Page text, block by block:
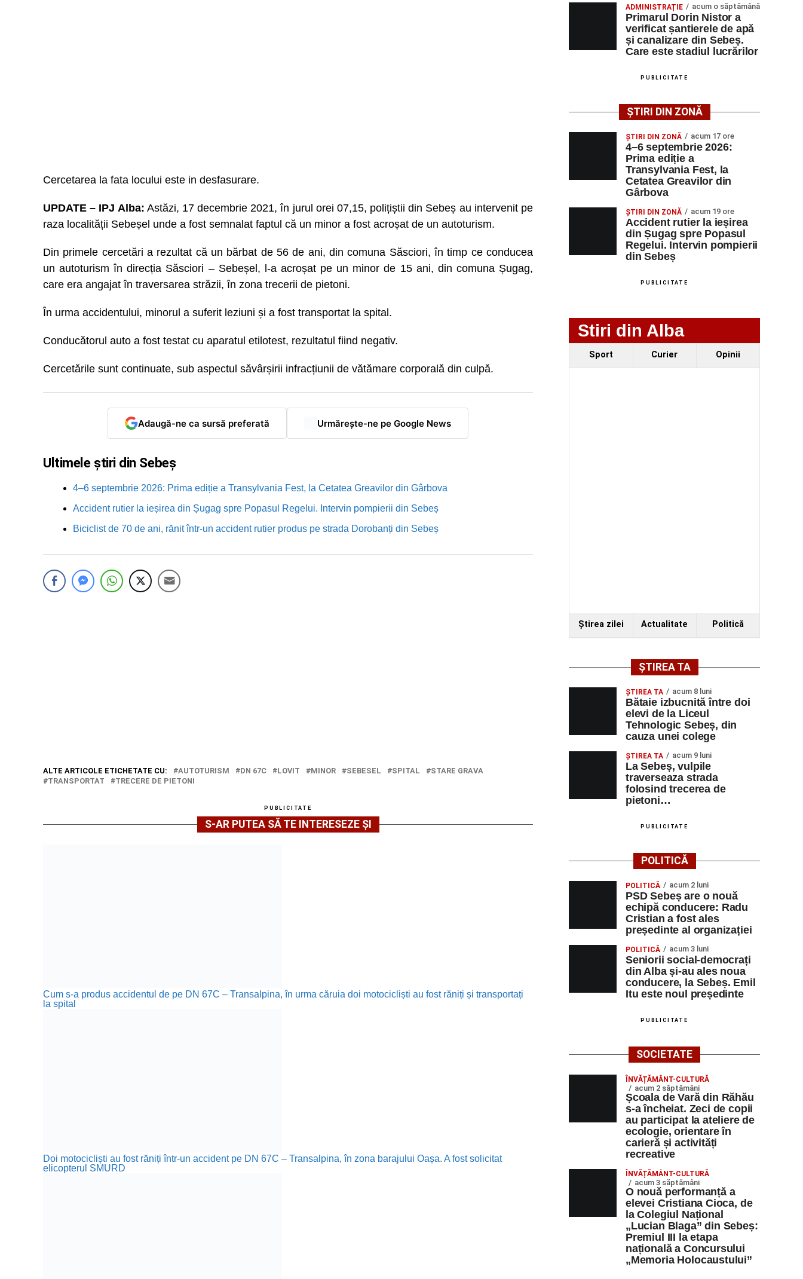
Cercetarea la fata locului este in desfasurare.
UPDATE – IPJ Alba: Astăzi, 17 decembrie 2021, în jurul orei 07,15, polițiștii din Sebeș au intervenit pe
raza localității Sebeșel unde a fost semnalat faptul că un minor a fost acroșat de un autoturism.
Din primele cercetări a rezultat că un bărbat de 56 de ani, din comuna Săsciori, în timp ce conducea
un autoturism în direcția Săsciori – Sebeșel, l-a acroșat pe un minor de 15 ani, din comuna Șugag,
care era angajat în traversarea străzii, în zona trecerii de pietoni.
În urma accidentului, minorul a suferit leziuni și a fost transportat la spital.
Conducătorul auto a fost testat cu aparatul etilotest, rezultatul fiind negativ.
Cercetările sunt continuate, sub aspectul săvârșirii infracțiunii de vătămare corporală din culpă.
Adaugă-ne ca sursă preferată Urmărește-ne pe Google News
Ultimele știri din Sebeș
4–6 septembrie 2026: Prima ediție a Transylvania Fest, la Cetatea Greavilor din Gârbova
Accident rutier la ieșirea din Șugag spre Popasul Regelui. Intervin pompierii din Sebeș
Biciclist de 70 de ani, rănit într-un accident rutier produs pe strada Dorobanți din Sebeș
ALTE ARTICOLE ETICHETATE CU: AUTOTURISM DN 67C LOVIT MINOR SEBESEL SPITAL
STARE GRAVA
TRANSPORTAT
TRECERE DE PIETONI
PUBLICITATE
S-AR PUTEA SĂ TE INTERESEZE ȘI
Cum s-a produs accidentul de pe DN 67C – Transalpina, în urma căruia doi motocicliști au fost răniți și transportați
la spital
Doi motocicliști au fost răniți într-un accident pe DN 67C – Transalpina, în zona barajului Oașa. A fost solicitat
elicopterul SMURD
ADMINISTRAȚIE acum o săptămână
Primarul Dorin Nistor a
verificat șantierele de apă
și canalizare din Sebeș.
Care este stadiul lucrărilor
PUBLICITATE
ȘTIRI DIN ZONĂ
ȘTIRI DIN ZONĂ acum 17 ore
4–6 septembrie 2026:
Prima ediție a
Transylvania Fest, la
Cetatea Greavilor din
Gârbova
ȘTIRI DIN ZONĂ acum 19 ore
Accident rutier la ieșirea
din Șugag spre Popasul
Regelui. Intervin pompierii
din Sebeș
PUBLICITATE
Stiri din Alba
Sport Curier Opinii
Ştirea zilei Actualitate Politică
ȘTIREA TA
ŞTIREA TA acum 8 luni
Bătaie izbucnită între doi
elevi de la Liceul
Tehnologic Sebeș, din
cauza unei colege
ŞTIREA TA acum 9 luni
La Sebeș, vulpile
traverseaza strada
folosind trecerea de
pietoni…
PUBLICITATE
POLITICĂ
POLITICĂ acum 2 luni
PSD Sebeș are o nouă
echipă conducere: Radu
Cristian a fost ales
președinte al organizației
POLITICĂ acum 3 luni
Seniorii social-democrați
din Alba și-au ales noua
conducere, la Sebeș. Emil
Itu este noul președinte
PUBLICITATE
SOCIETATE
ÎNVĂȚĂMÂNT-CULTURĂ
acum 2 săptămâni
Școala de Vară din Răhău
s-a încheiat. Zeci de copii
au participat la ateliere de
ecologie, orientare în
carieră și activități
recreative
ÎNVĂȚĂMÂNT-CULTURĂ
acum 3 săptămâni
O nouă performanță a
elevei Cristiana Cioca, de
la Colegiul Național
„Lucian Blaga” din Sebeș:
Premiul III la etapa
națională a Concursului
„Memoria Holocaustului”